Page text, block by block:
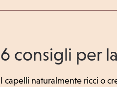
6 consigli per
I capelli naturalmente ricci o